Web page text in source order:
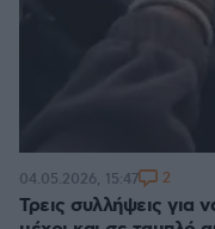
Τρεις συλλήψεις για
04.05.2026, 15:47 2